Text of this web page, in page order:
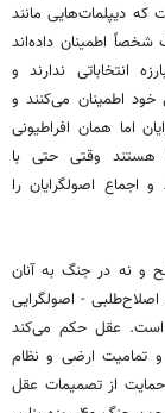
دیپلمات‌هایی مانند
اطمینان داده‌اند
انتخاباتی ندارند و
خود اطمینان می‌کنند و
اما همان افراطیونی
هستند که هنوز به فکر تکرار انتخابات سال ۱۴۰۳ هستند وقتی حتی با
اجماع اصولگرایان را
و نه در جنگ به آنان
گذار از شکاف اصلاح‌طلبی - اصولگرایی
است. عقل حکم می‌کند
تمامیت ارضی و نظام
از تصمیمات عقل